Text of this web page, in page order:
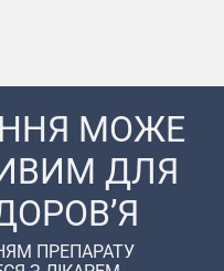
МОЖЕ
ДЛЯ
ПРЕПАРАТУ